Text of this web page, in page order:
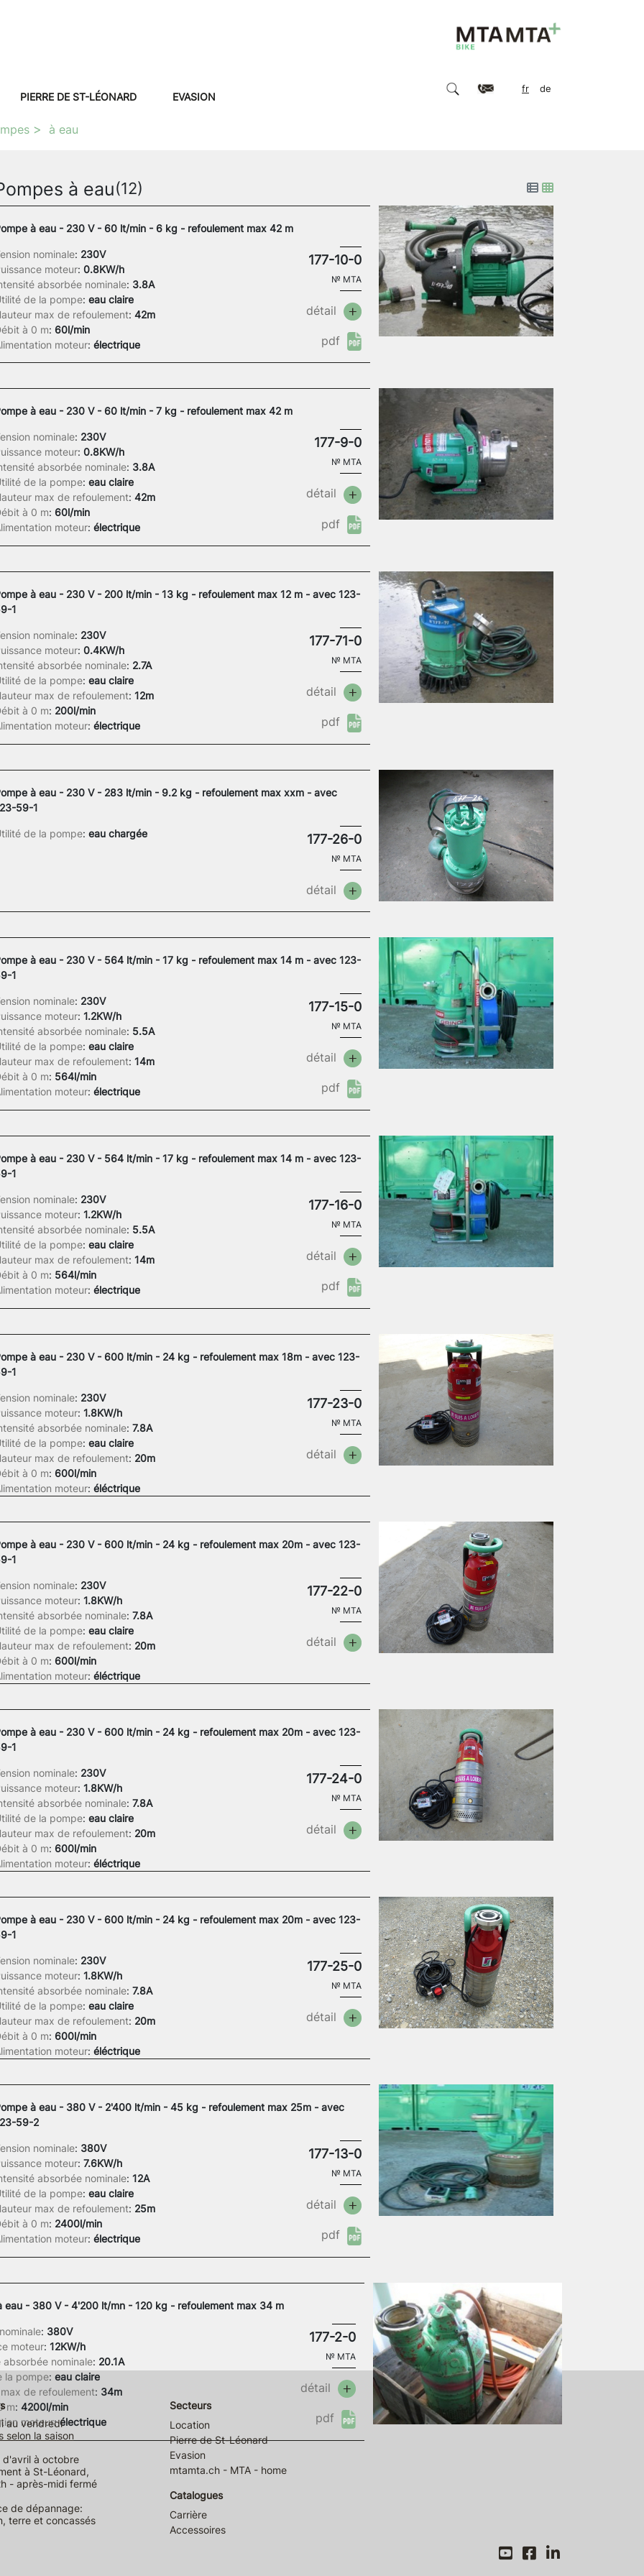
PIERRE DE ST-LÉONARD EVASION
fr de
à eau
à eau(12)
à eau - 230 V - 60 lt/min - 6 kg - refoulement max 42 m
nominale: 230V
moteur: 0.8KW/h
absorbée nominale: 3.8A
de la pompe: eau claire
max de refoulement: 42m
à 0 m: 60l/min
moteur: électrique
177-10-0
№ MTA
détail
pdf
à eau - 230 V - 60 lt/min - 7 kg - refoulement max 42 m
nominale: 230V
moteur: 0.8KW/h
absorbée nominale: 3.8A
de la pompe: eau claire
max de refoulement: 42m
à 0 m: 60l/min
moteur: électrique
177-9-0
№ MTA
détail
pdf
à eau - 230 V - 200 lt/min - 13 kg - refoulement max 12 m - avec 123-
1
nominale: 230V
moteur: 0.4KW/h
absorbée nominale: 2.7A
de la pompe: eau claire
max de refoulement: 12m
à 0 m: 200l/min
moteur: électrique
177-71-0
№ MTA
détail
pdf
à eau - 230 V - 283 lt/min - 9.2 kg - refoulement max xxm - avec
59-1
de la pompe: eau chargée 177-26-0
№ MTA
détail
à eau - 230 V - 564 lt/min - 17 kg - refoulement max 14 m - avec 123-
1
nominale: 230V
moteur: 1.2KW/h
absorbée nominale: 5.5A
de la pompe: eau claire
max de refoulement: 14m
à 0 m: 564l/min
moteur: électrique
177-15-0
№ MTA
détail
pdf
à eau - 230 V - 564 lt/min - 17 kg - refoulement max 14 m - avec 123-
1
nominale: 230V
moteur: 1.2KW/h
absorbée nominale: 5.5A
de la pompe: eau claire
max de refoulement: 14m
à 0 m: 564l/min
moteur: électrique
177-16-0
№ MTA
détail
pdf
à eau - 230 V - 600 lt/min - 24 kg - refoulement max 18m - avec 123-
1
nominale: 230V
moteur: 1.8KW/h
absorbée nominale: 7.8A
de la pompe: eau claire
max de refoulement: 20m
à 0 m: 600l/min
moteur: éléctrique
177-23-0
№ MTA
détail
à eau - 230 V - 600 lt/min - 24 kg - refoulement max 20m - avec 123-
1
nominale: 230V
moteur: 1.8KW/h
absorbée nominale: 7.8A
de la pompe: eau claire
max de refoulement: 20m
à 0 m: 600l/min
moteur: éléctrique
177-22-0
№ MTA
détail
à eau - 230 V - 600 lt/min - 24 kg - refoulement max 20m - avec 123-
1
nominale: 230V
moteur: 1.8KW/h
absorbée nominale: 7.8A
de la pompe: eau claire
max de refoulement: 20m
à 0 m: 600l/min
moteur: éléctrique
177-24-0
№ MTA
détail
à eau - 230 V - 600 lt/min - 24 kg - refoulement max 20m - avec 123-
1
nominale: 230V
moteur: 1.8KW/h
absorbée nominale: 7.8A
de la pompe: eau claire
max de refoulement: 20m
à 0 m: 600l/min
moteur: éléctrique
177-25-0
№ MTA
détail
à eau - 380 V - 2'400 lt/min - 45 kg - refoulement max 25m - avec
59-2
nominale: 380V
moteur: 7.6KW/h
absorbée nominale: 12A
de la pompe: eau claire
max de refoulement: 25m
à 0 m: 2400l/min
moteur: électrique
177-13-0
№ MTA
détail
pdf
eau - 380 V - 4'200 lt/mn - 120 kg - refoulement max 34 m
: 380V
moteur: 12KW/h
absorbée nominale: 20.1A
la pompe: eau claire
de refoulement: 34m
m: 4200l/min
moteur:électrique
177-2-0
№ MTA
détail
pdf
au vendredi
selon la saison
d'avril à octobre
à St-Léonard,
- après-midi fermé
de dépannage:
terre et concassés
Secteurs
Location
Pierre de St-Léonard
Evasion
mtamta.ch - MTA - home
Catalogues
Carrière
Accessoires